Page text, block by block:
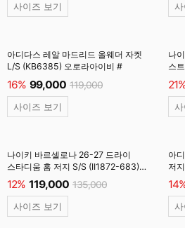
사이즈 보기
아디다스 레알 마드리드 올웨더 자켓
L/S (KB6385) 오로라아이비 #
16% 99,000 119,000
사이즈 보기
나
스
나이키 바르셀로나 26-27 드라이
스타디움 홈 저지 S/S (II1872-683)
딥가넷/블루보이드 #
12% 119,000 135,000
사이즈 보기
아
저